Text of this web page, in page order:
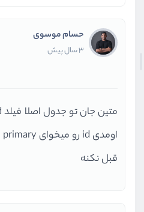
حسام موسوی
3 سال پیش
قبل نکنه